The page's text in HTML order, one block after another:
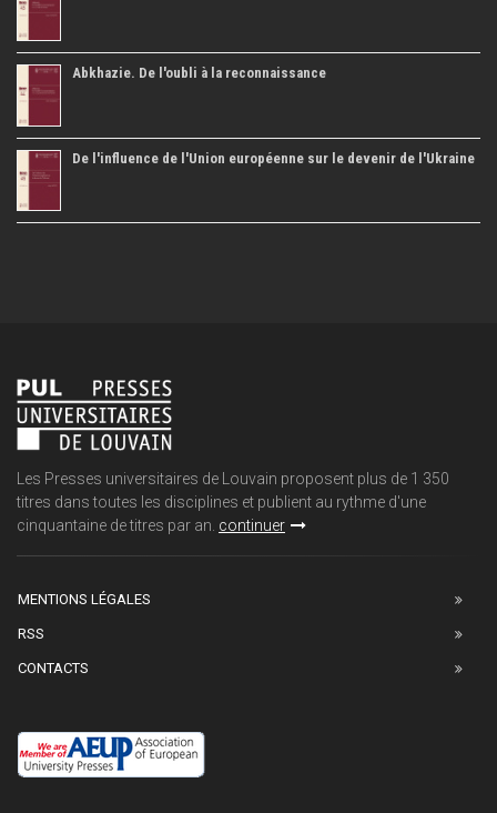
Abkhazie. De l'oubli à la reconnaissance
De l'influence de l'Union européenne sur le devenir de l'Ukraine
Les Presses universitaires de Louvain proposent plus de 1 350
titres dans toutes les disciplines et publient au rythme d'une
cinquantaine de titres par an. continuer
MENTIONS LÉGALES
RSS
CONTACTS